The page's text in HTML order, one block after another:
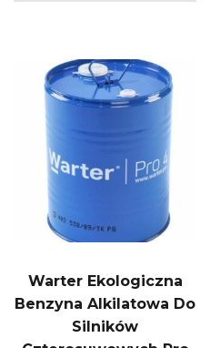
Warter Ekologiczna
Benzyna Alkilatowa Do
Silników